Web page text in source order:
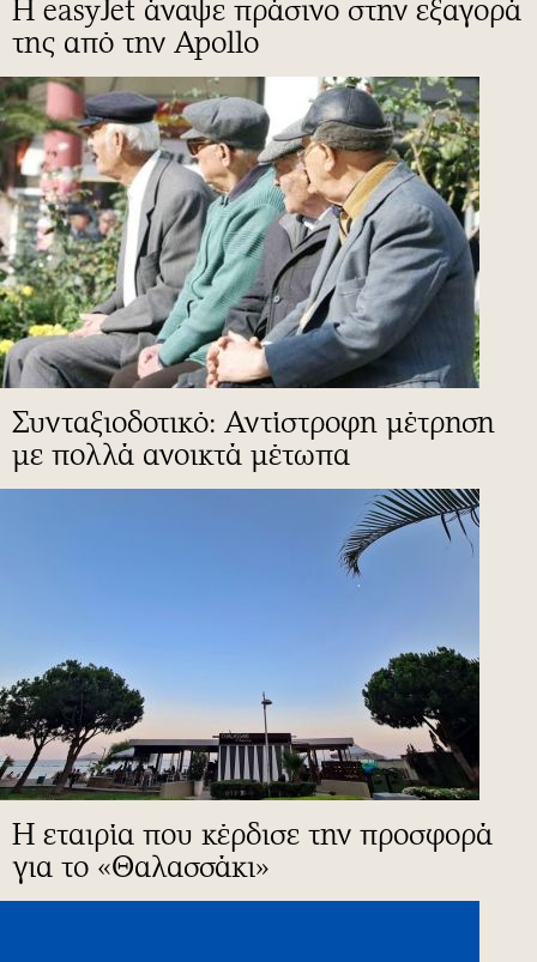
Η easyJet άναψε πράσινο στην εξαγορά
της από την Apollo
Συνταξιοδοτικό: Αντίστροφη μέτρηση
με πολλά ανοικτά μέτωπα
Η εταιρία που κέρδισε την προσφορά
για το «Θαλασσάκι»